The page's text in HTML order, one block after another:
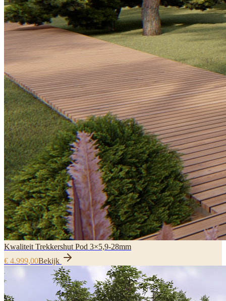
Kwaliteit Trekkershut Pod 3×5,9-28mm
€ 4.999,00Bekijk